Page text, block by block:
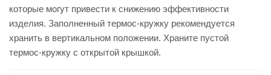
которые могут привести к снижению эффективности
изделия. Заполненный термос-кружку рекомендуется
хранить в вертикальном положении. Храните пустой
термос-кружку с открытой крышкой.